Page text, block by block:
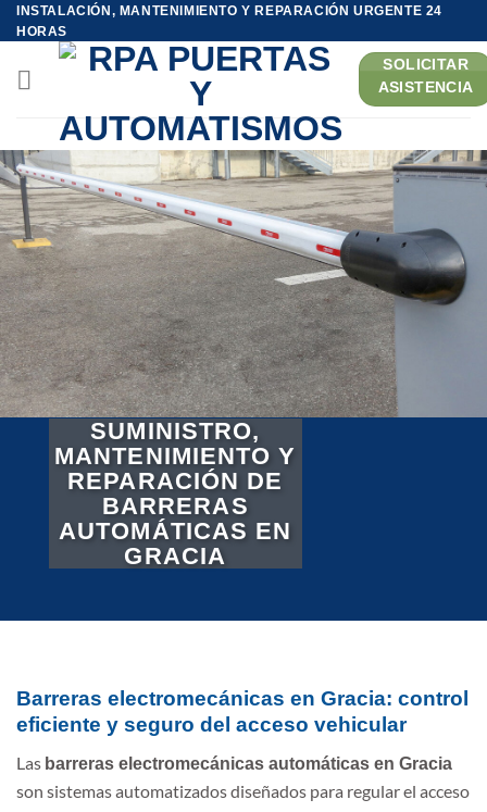
Saltar
al
contenido
INSTALACIÓN, MANTENIMIENTO Y REPARACIÓN URGENTE 24
HORAS
SOLICITAR
ASISTENCIA
SUMINISTRO,
MANTENIMIENTO Y
REPARACIÓN DE
BARRERAS
AUTOMÁTICAS EN
GRACIA
Barreras electromecánicas en Gracia: control
eficiente y seguro del acceso vehicular
Las barreras electromecánicas automáticas en Gracia
son sistemas automatizados diseñados para regular el acceso